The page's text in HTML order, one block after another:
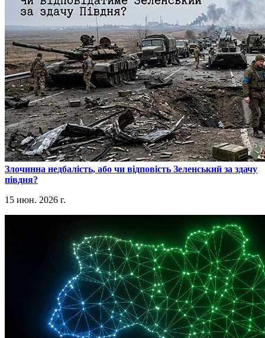
​Злочинна недбалість, або чи відповість Зеленський за здачу
півдня?
15 июн. 2026 г.